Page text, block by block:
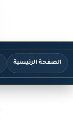
الصفحة الرئيسية